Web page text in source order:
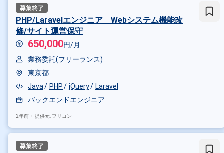
PHP/Laravelエンジニア Webシステム機能改
修/サイト運営保守
650,000円/月
業務委託(フリーランス)
東京都
Java
PHP jQuery
Laravel
バックエンドエンジニア
2年前・ 提供元: フリコン
フレームワークで絞り込む